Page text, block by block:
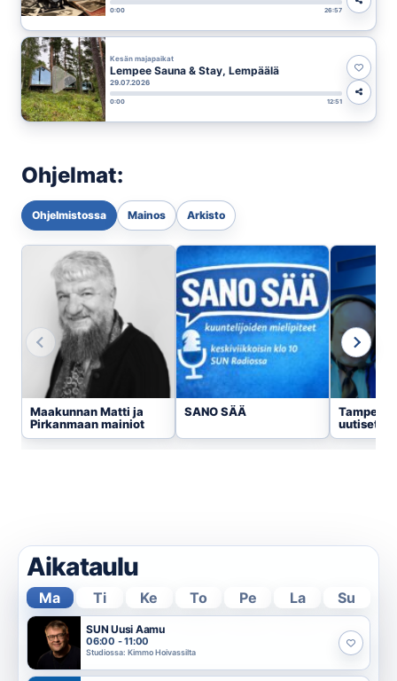
0:00 26:57
Kesän majapaikat
Lempee Sauna & Stay, Lempäälä
29.07.2026
0:00 12:51
Ohjelmat:
Ohjelmistossa Mainos Arkisto
Maakunnan Matti ja
Pirkanmaan mainiot
SANO SÄÄ
uutiset
Aikataulu
Ma Ti Ke To Pe La Su
SUN Uusi Aamu
06:00 - 11:00
Studiossa: Kimmo Hoivassilta